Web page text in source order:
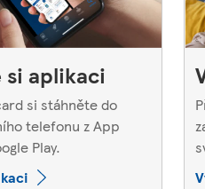
aplikaci
si stáhněte do
telefonu z App
Play.